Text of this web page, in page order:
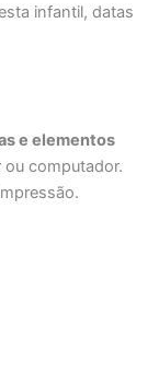
infantil, datas
e elementos
ou computador.